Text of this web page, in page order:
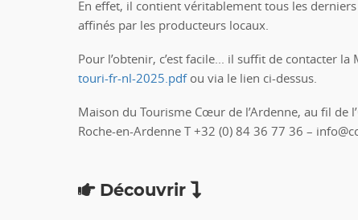
En effet, il contient véritablement tous les
affinés par les producteurs locaux.
Pour l’obtenir, c’est facile... il suffit de contacter
touri-fr-nl-2025.pdfou via le lien ci-dessus.
Maison du Tourisme Cœur de l’Ardenne, au fil de
Roche-en-Ardenne T +32 (0) 84 36 77 36 –
Découvrir